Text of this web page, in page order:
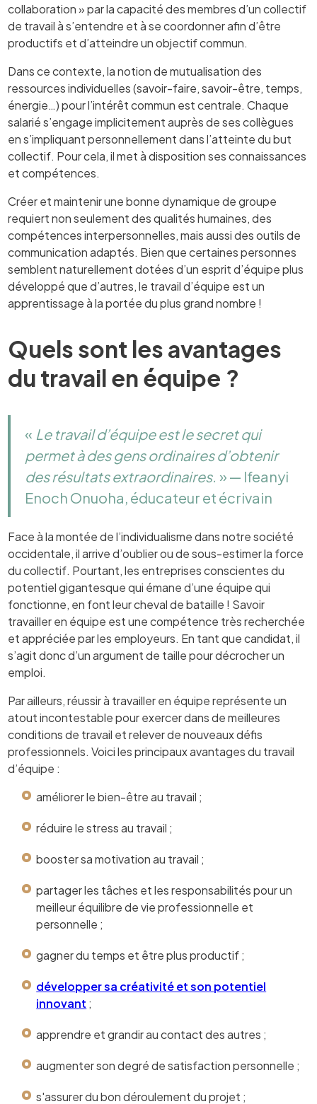
collaboration » par la capacité des membres d’un collectif
de travail à s’entendre et à se coordonner afin d’être
productifs et d’atteindre un objectif commun.
Dans ce contexte, la notion de mutualisation des
ressources individuelles (savoir-faire, savoir-être, temps,
énergie…) pour l’intérêt commun est centrale. Chaque
salarié s’engage implicitement auprès de ses collègues
en s’impliquant personnellement dans l’atteinte du but
collectif. Pour cela, il met à disposition ses connaissances
et compétences.
Créer et maintenir une bonne dynamique de groupe
requiert non seulement des qualités humaines, des
compétences interpersonnelles, mais aussi des outils de
communication adaptés. Bien que certaines personnes
semblent naturellement dotées d’un esprit d’équipe plus
développé que d’autres, le travail d’équipe est un
apprentissage à la portée du plus grand nombre !
Quels sont les avantages
du travail en équipe ?
« Le travail d’équipe est le secret qui
permet à des gens ordinaires d’obtenir
des résultats extraordinaires. » — Ifeanyi
Enoch Onuoha, éducateur et écrivain
Face à la montée de l’individualisme dans notre société
occidentale, il arrive d’oublier ou de sous-estimer la force
du collectif. Pourtant, les entreprises conscientes du
potentiel gigantesque qui émane d’une équipe qui
fonctionne, en font leur cheval de bataille ! Savoir
travailler en équipe est une compétence très recherchée
et appréciée par les employeurs. En tant que candidat, il
s’agit donc d’un argument de taille pour décrocher un
emploi.
Par ailleurs, réussir à travailler en équipe représente un
atout incontestable pour exercer dans de meilleures
conditions de travail et relever de nouveaux défis
professionnels. Voici les principaux avantages du travail
d’équipe :
améliorer le bien-être au travail ;
réduire le stress au travail ;
booster sa motivation au travail ;
partager les tâches et les responsabilités pour un
meilleur équilibre de vie professionnelle et
personnelle ;
gagner du temps et être plus productif ;
développer sa créativité et son potentiel
innovant ;
apprendre et grandir au contact des autres ;
augmenter son degré de satisfaction personnelle ;
s'assurer du bon déroulement du projet ;